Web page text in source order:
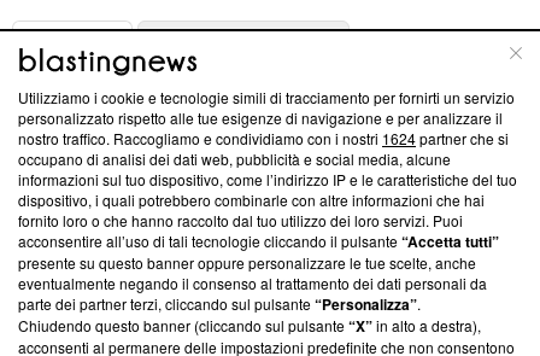
ABOUT
Questa sezione offre informazioni trasparenti su Blasting
News, sui nostri processi editoriali e su come ci impegniamo a
creare news di qualità. Inoltre, afferma la nostra aderenza a
‘Trust Project - News with Integrity’Blasting News non è
ancora membro del programma, ma ha richiesto di farne
parte; Trust Project non ha ancora effettuato una verifica di
conformità agli standard.
Su di noi
Utilizziamo i cookie e tecnologie simili di tracciamento per fornirti un servizio
personalizzato rispetto alle tue esigenze di navigazione e per analizzare il
nostro traffico. Raccogliamo e condividiamo con i nostri 1624partner che si
occupano di analisi dei dati web, pubblicità e social media, alcune
informazioni sul tuo dispositivo, come l’indirizzo IP e le caratteristiche del tuo
dispositivo, i quali potrebbero combinarle con altre informazioni che hai
fornito loro o che hanno raccolto dal tuo utilizzo dei loro servizi. Puoi
acconsentire all’uso di tali tecnologie cliccando il pulsante“Accetta tutti”
presente su questo banner oppure personalizzare le tue scelte, anche
eventualmente negando il consenso al trattamento dei dati personali da
parte dei partner terzi, cliccando sul pulsante“Personalizza”.
Chiudendo questo banner (cliccando sul pulsante“X”in alto a destra),
acconsenti al permanere delle impostazioni predefinite che non consentono